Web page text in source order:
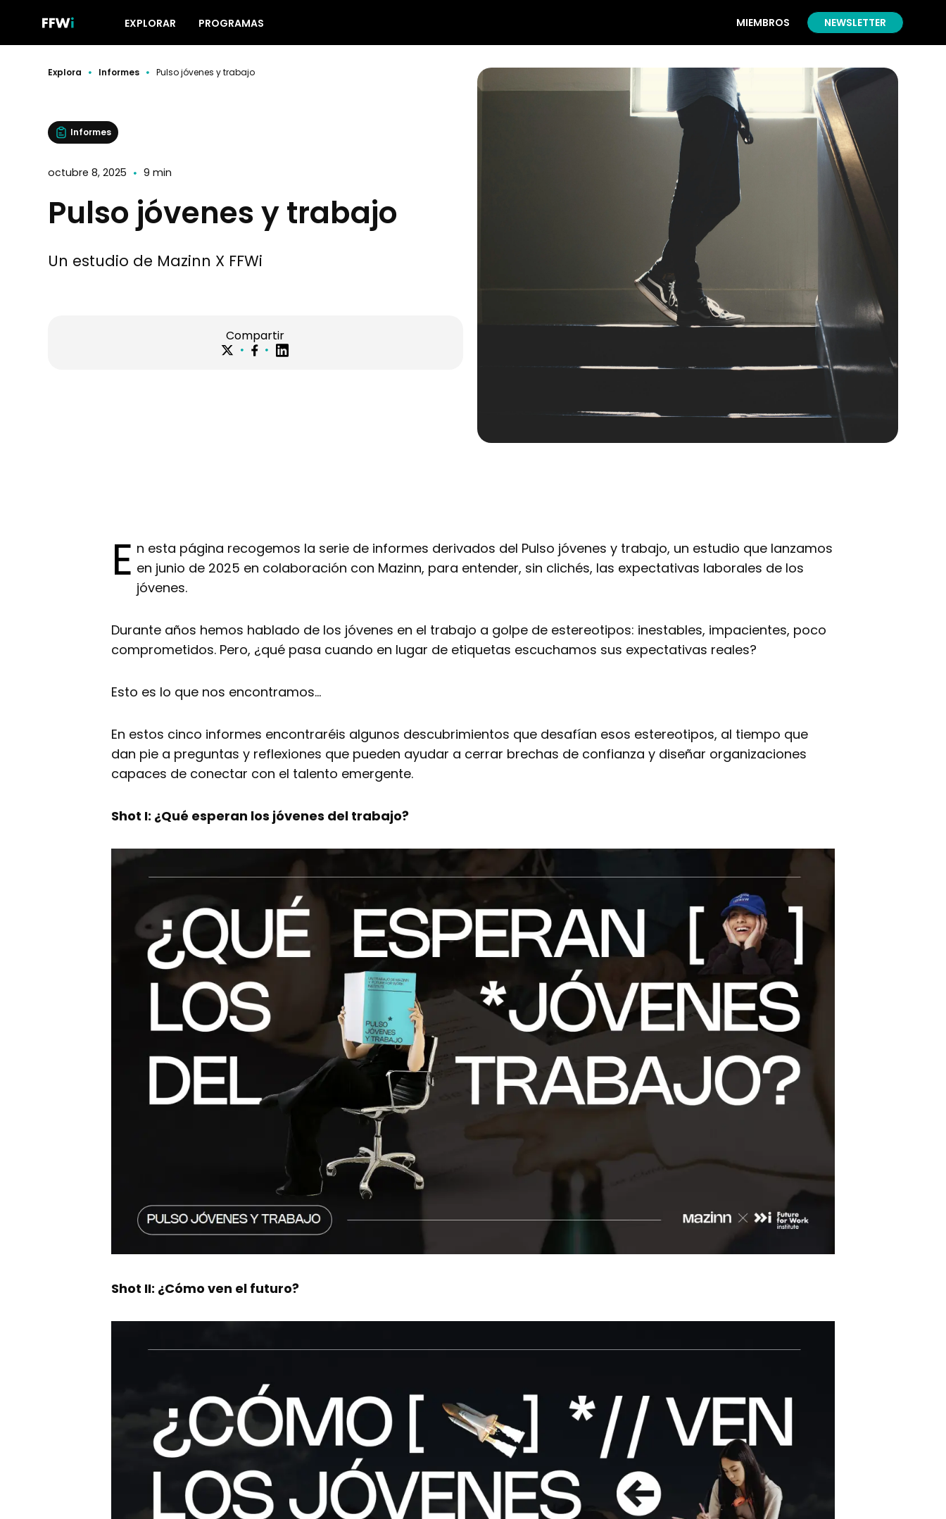
EXPLORAR PROGRAMAS MIEMBROS NEWSLETTER
Explora Informes Pulso jóvenes y trabajo
Informes
octubre 8, 2025 9 min
Pulso jóvenes y trabajo
Un estudio de Mazinn X FFWi
Compartir
E n esta página recogemos la serie de informes derivados del Pulso jóvenes y trabajo, un estudio que lanzamos
en junio de 2025 en colaboración con Mazinn, para entender, sin clichés, las expectativas laborales de los
jóvenes.
Durante años hemos hablado de los jóvenes en el trabajo a golpe de estereotipos: inestables, impacientes, poco
comprometidos. Pero, ¿qué pasa cuando en lugar de etiquetas escuchamos sus expectativas reales?
Esto es lo que nos encontramos…
En estos cinco informes encontraréis algunos descubrimientos que desafían esos estereotipos, al tiempo que
dan pie a preguntas y reflexiones que pueden ayudar a cerrar brechas de confianza y diseñar organizaciones
capaces de conectar con el talento emergente.
Shot I: ¿Qué esperan los jóvenes del trabajo?
Shot II: ¿Cómo ven el futuro?